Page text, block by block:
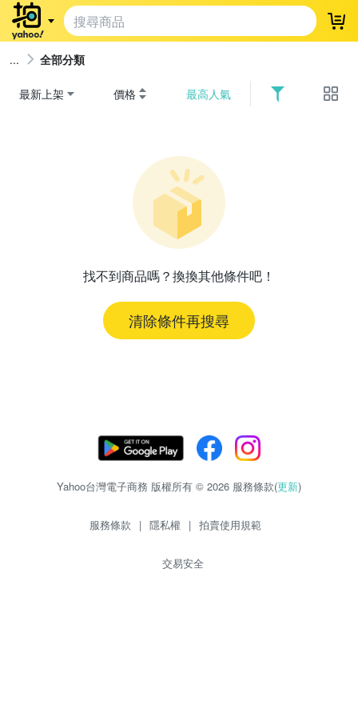
登
全部分類
最新上架 價格 最高人氣
找不到商品嗎？換換其他條件吧！
清除條件再搜尋
Yahoo台灣電子商務 版權所有 © 2026 服務條款(更新)
服務條款 | 隱私權 | 拍賣使用規範
交易安全